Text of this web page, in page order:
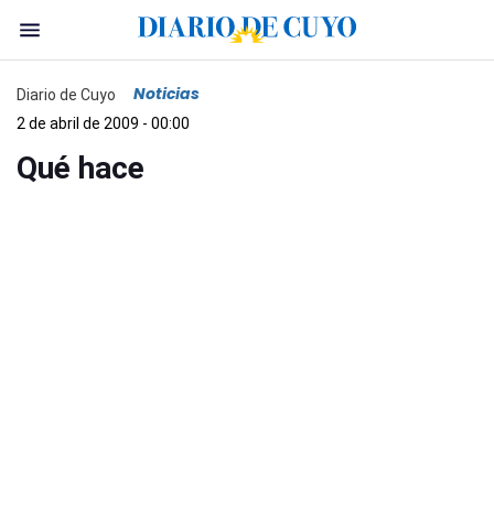
Diario de Cuyo Noticias
2 de abril de 2009 - 00:00
Qué hace